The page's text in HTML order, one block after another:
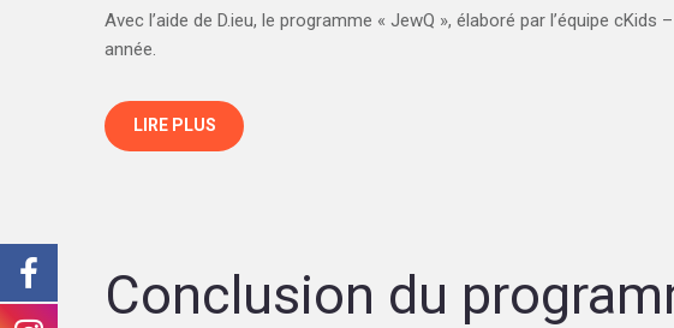
Avec l’aide de D.ieu, le programme « JewQ », élaboré par l’équipe
année.
LIRE PLUS
Conclusion du